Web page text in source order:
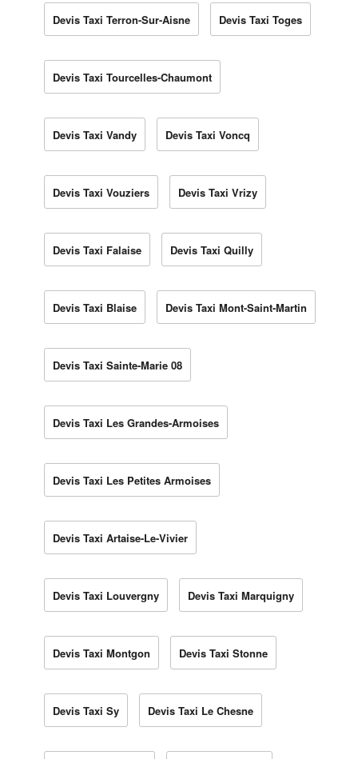
Devis Taxi Terron-Sur-Aisne Devis Taxi Toges
Devis Taxi Tourcelles-Chaumont
Devis Taxi Vandy Devis Taxi Voncq
Devis Taxi Vouziers Devis Taxi Vrizy
Devis Taxi Falaise Devis Taxi Quilly
Devis Taxi Blaise Devis Taxi Mont-Saint-Martin
Devis Taxi Sainte-Marie 08
Devis Taxi Les Grandes-Armoises
Devis Taxi Les Petites Armoises
Devis Taxi Artaise-Le-Vivier
Devis Taxi Louvergny Devis Taxi Marquigny
Devis Taxi Montgon Devis Taxi Stonne
Devis Taxi Sy Devis Taxi Le Chesne